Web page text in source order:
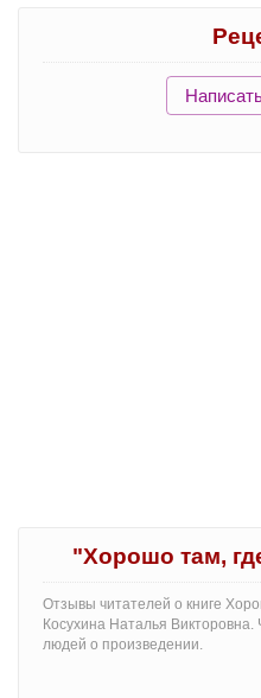
"Хорошо там,
Отзывы читателей о книге
Косухина Наталья
людей о произведении.